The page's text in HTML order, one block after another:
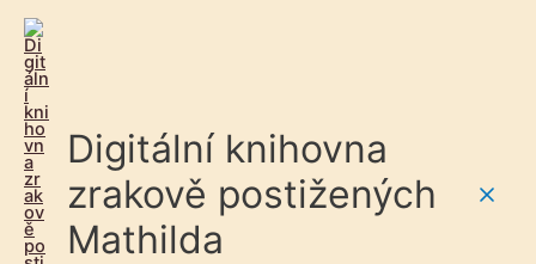
Digitální knihovna
zrakově postižených
Mathilda